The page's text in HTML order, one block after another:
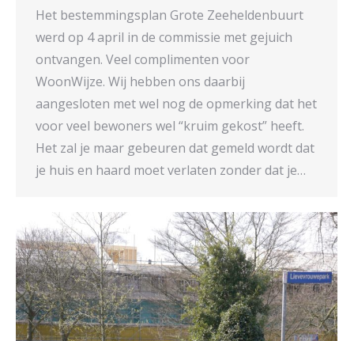
Het bestemmingsplan Grote Zeeheldenbuurt
werd op 4 april in de commissie met gejuich
ontvangen. Veel complimenten voor
WoonWijze. Wij hebben ons daarbij
aangesloten met wel nog de opmerking dat het
voor veel bewoners wel “kruim gekost” heeft.
Het zal je maar gebeuren dat gemeld wordt dat
je huis en haard moet verlaten zonder dat je…